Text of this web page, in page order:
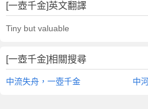
[一壺千金]英文翻譯
Tiny but valuable
[一壺千金]相關搜尋
中流失舟，一壺千金 中